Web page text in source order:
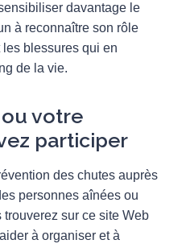
davantage le
à reconnaître son rôle
blessures qui en
de la vie.
votre
participer
des chutes auprès
personnes aînées ou
sur ce site Web
à organiser et à